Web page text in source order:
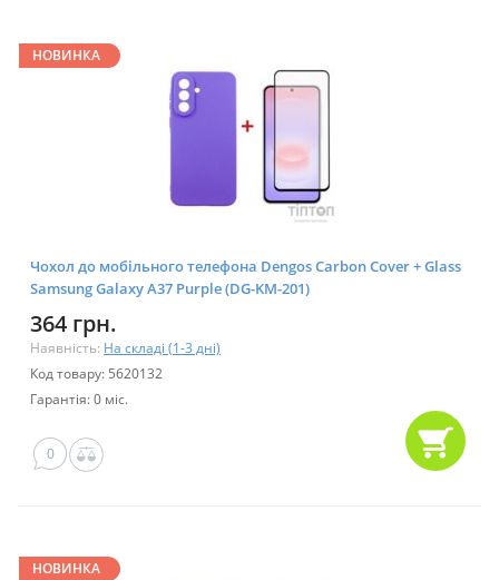
НОВИНКА
Чохол до мобільного телефона Dengos Carbon Cover + Glass
Samsung Galaxy A37 Purple (DG-KM-201)
364 грн.
Наявність: На складі (1-3 дні)
Код товару: 5620132
Гарантія: 0 міс.
0
НОВИНКА